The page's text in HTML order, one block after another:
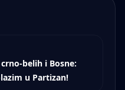
belih i Bosne:
u Partizan!